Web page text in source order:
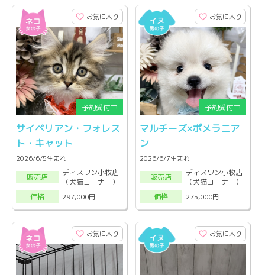
お気に入り
サイベリアン・フォレス
ト・キャット
2026/6/5生まれ
販売店
ディスワン小牧店
（犬猫コーナー）
価格
297,000円
お気に入り
マルチーズ×ポメラニア
ン
2026/6/7生まれ
販売店
ディスワン小牧店
（犬猫コーナー）
価格
275,000円
お気に入り お気に入り